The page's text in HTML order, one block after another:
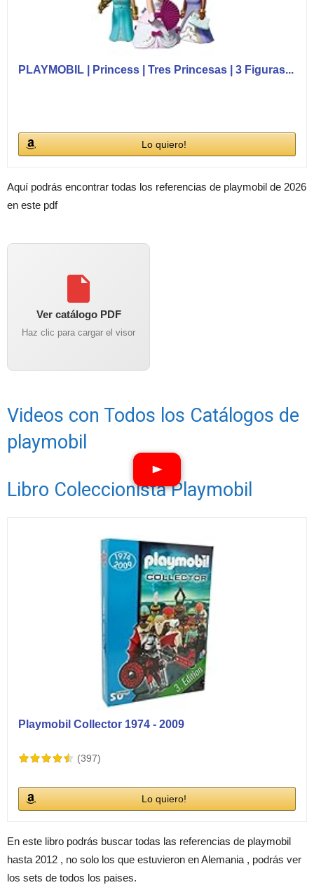
PLAYMOBIL | Princess | Tres Princesas | 3 Figuras...
Lo quiero!
Aquí podrás encontrar todas los referencias de playmobil de 2026
en este pdf
Ver catálogo PDF
Haz clic para cargar el visor
Videos con Todos los Catálogos de
playmobil
Libro Coleccionista Playmobil
Playmobil Collector 1974 - 2009
(397)
Lo quiero!
En este libro podrás buscar todas las referencias de playmobil
hasta 2012 , no solo los que estuvieron en Alemania , podrás ver
los sets de todos los paises.